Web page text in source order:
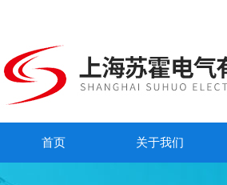
首页 关于我们